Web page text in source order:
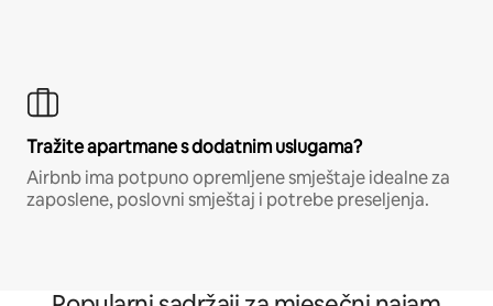
Tražite apartmane s dodatnim uslugama?
Airbnb ima potpuno opremljene smještaje idealne za
zaposlene, poslovni smještaj i potrebe preseljenja.